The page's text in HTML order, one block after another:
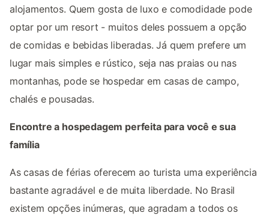
alojamentos. Quem gosta de luxo e comodidade pode
optar por um resort - muitos deles possuem a opção
de comidas e bebidas liberadas. Já quem prefere um
lugar mais simples e rústico, seja nas praias ou nas
montanhas, pode se hospedar em casas de campo,
chalés e pousadas.
Encontre a hospedagem perfeita para você e sua
família
As casas de férias oferecem ao turista uma experiência
bastante agradável e de muita liberdade. No Brasil
existem opções inúmeras, que agradam a todos os